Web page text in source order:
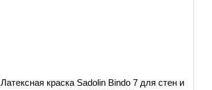
Латексная краска Sadolin Bindo 7 для стен и